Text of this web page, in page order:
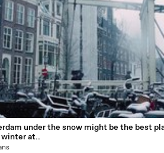
under the snow might be the best
winter at..